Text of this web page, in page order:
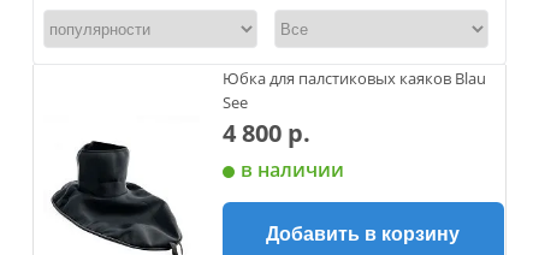
Юбка для палстиковых каяков Blau
See
4 800 р.
в наличии
Добавить в корзину